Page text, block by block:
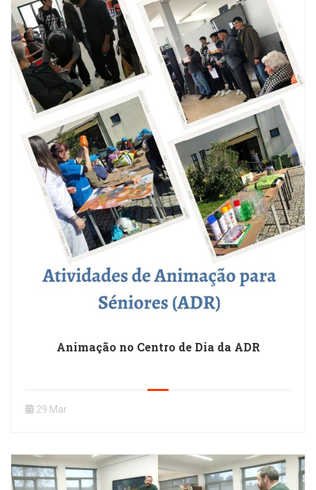
Animação no Centro de Dia da ADR
29 Mar